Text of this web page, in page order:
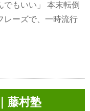
でもいい」 本末転倒
レーズで、一時流行
藤村塾